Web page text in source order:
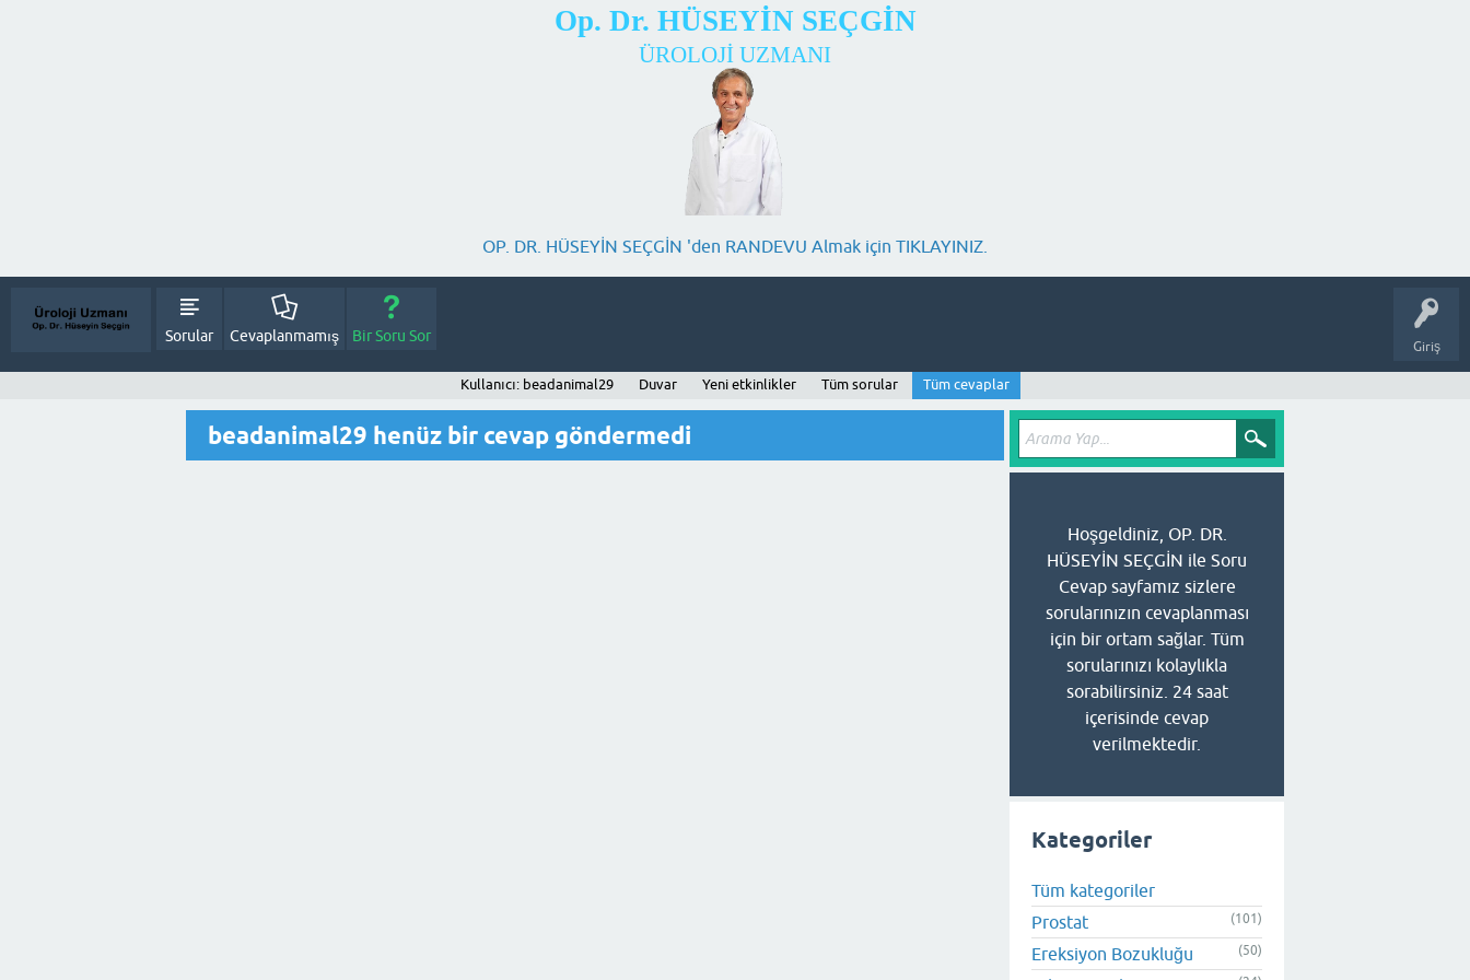
Op. Dr. HÜSEYİN SEÇGİN
ÜROLOJİ UZMANI
OP. DR. HÜSEYİN SEÇGİN 'den RANDEVU Almak için TIKLAYINIZ.
Giriş
Sorular Cevaplanmamış Bir Soru Sor
Kullanıcı: beadanimal29 Duvar Yeni etkinlikler Tüm sorular Tüm cevaplar
beadanimal29 henüz bir cevap göndermedi
Hoşgeldiniz, OP. DR.
HÜSEYİN SEÇGİN ile Soru
Cevap sayfamız sizlere
sorularınızın cevaplanması
için bir ortam sağlar. Tüm
sorularınızı kolaylıkla
sorabilirsiniz. 24 saat
içerisinde cevap
verilmektedir.
Kategoriler
Tüm kategoriler
Prostat
(101)
Ereksiyon Bozukluğu (50)